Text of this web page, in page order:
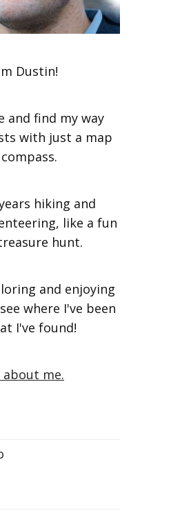
Dustin!
and find my way
with just a map
hiking and
like a fun
hunt.
and enjoying
where I've been
I've found!
about me.